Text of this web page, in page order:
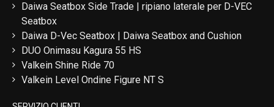
Daiwa Seatbox Side Trade | ripiano laterale per D-VEC
Seatbox
Daiwa D-Vec Seatbox | Daiwa Seatbox and Cushion
DUO Onimasu Kagura 55 HS
Valkein Shine Ride 70
Valkein Level Ondine Figure NT S